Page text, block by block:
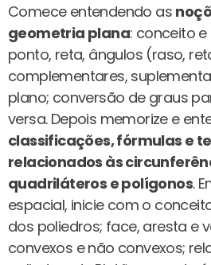
Comece entendendo as
geometria plana: conceito
ponto, reta, ângulos (raso,
complementares,
plano; conversão de graus
versa. Depois memorize e
classificações, fórmulas e
relacionados às
quadriláteros e polígonos.
espacial, inicie com o
dos poliedros; face, aresta e
convexos e não convexos;